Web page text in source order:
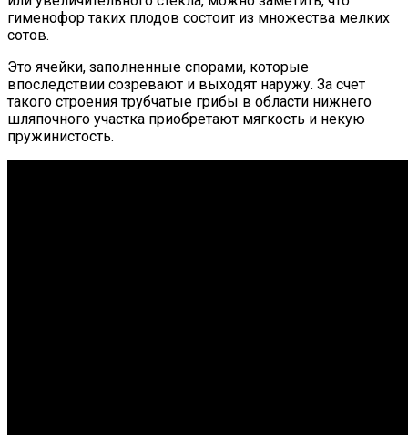
гименофор таких плодов состоит из множества мелких
сотов.
Это ячейки, заполненные спорами, которые
впоследствии созревают и выходят наружу. За счет
такого строения трубчатые грибы в области нижнего
шляпочного участка приобретают мягкость и некую
пружинистость.